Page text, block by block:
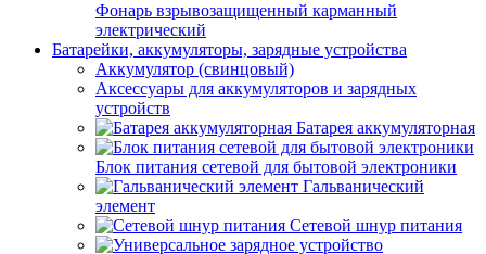
Фонарь взрывозащищенный карманный
электрический
Батарейки, аккумуляторы, зарядные устройства
Аккумулятор (свинцовый)
Аксессуары для аккумуляторов и зарядных
устройств
Батарея аккумуляторная
Блок питания сетевой для бытовой электроники
Гальванический
элемент
Сетевой шнур питания